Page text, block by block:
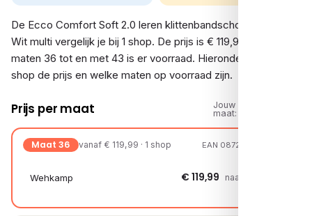
De Ecco Comfort Soft 2.0 leren klittenbandschoenen ecru –
Wit multi vergelijk je bij 1 shop. De prijs is € 119,99. In de
maten 36 tot en met 43 is er voorraad. Hieronder zie je per
shop de prijs en welke maten op voorraad zijn.
Prijs per maat
Jouw
maat:
Maat 36 vanaf € 119,99 · 1 shop EAN 08720251725829
Wehkamp € 119,99 naar shop →